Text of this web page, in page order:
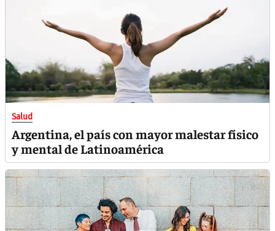
Salud
Argentina, el país con mayor malestar físico
y mental de Latinoamérica